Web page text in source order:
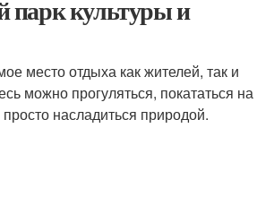
парк культуры и
место отдыха как жителей, так и
можно прогуляться, покататься на
насладиться природой.